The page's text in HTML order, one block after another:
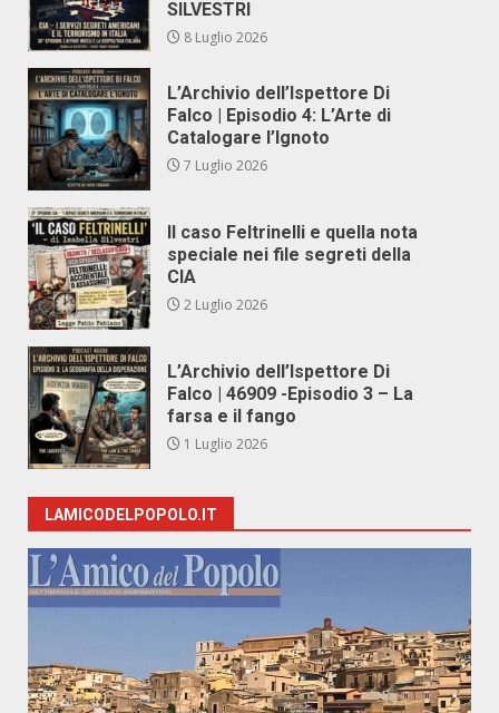
SILVESTRI
8 Luglio 2026
L’Archivio dell’Ispettore Di
Falco | Episodio 4: L’Arte di
Catalogare l’Ignoto
7 Luglio 2026
Il caso Feltrinelli e quella nota
speciale nei file segreti della
CIA
2 Luglio 2026
L’Archivio dell’Ispettore Di
Falco | 46909 -Episodio 3 – La
farsa e il fango
1 Luglio 2026
LAMICODELPOPOLO.IT